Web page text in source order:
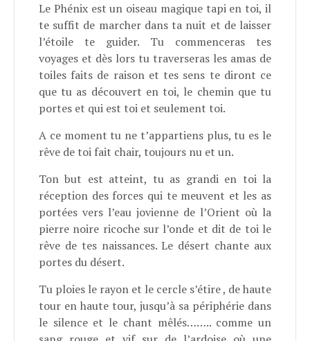
Le Phénix est un oiseau magique tapi en toi, il
te suffit de marcher dans ta nuit et de laisser
l’étoile te guider. Tu commenceras tes
voyages et dès lors tu traverseras les amas de
toiles faits de raison et tes sens te diront ce
que tu as découvert en toi, le chemin que tu
portes et qui est toi et seulement toi.
A ce moment tu ne t’appartiens plus, tu es le
rêve de toi fait chair, toujours nu et un.
Ton but est atteint, tu as grandi en toi la
réception des forces qui te meuvent et les as
portées vers l’eau jovienne de l’Orient où la
pierre noire ricoche sur l’onde et dit de toi le
rêve de tes naissances. Le désert chante aux
portes du désert.
Tu ploies le rayon et le cercle s’étire , de haute
tour en haute tour, jusqu’à sa périphérie dans
le silence et le chant mêlés…….. comme un